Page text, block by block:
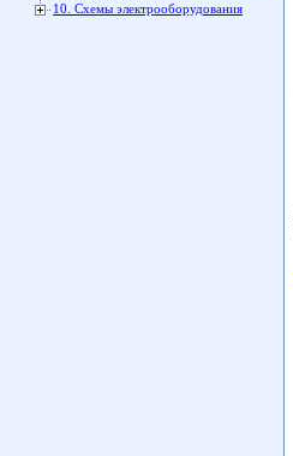
10. Схемы электрооборудования